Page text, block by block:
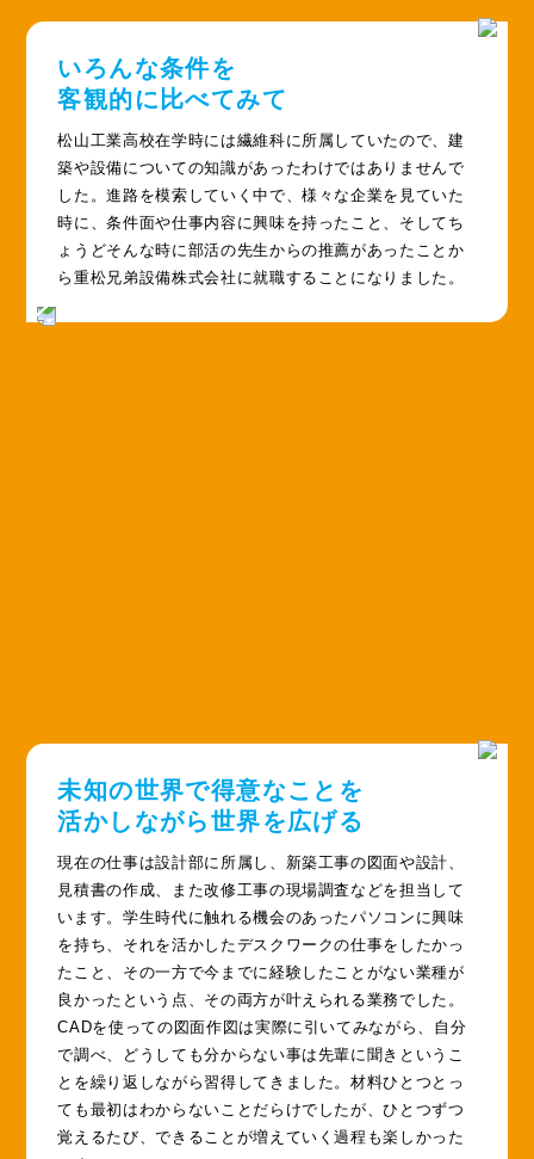
いろんな条件を
客観的に比べてみて
松山工業高校在学時には繊維科に所属していたので、建
築や設備についての知識があったわけではありませんで
した。進路を模索していく中で、様々な企業を見ていた
時に、条件面や仕事内容に興味を持ったこと、そしてち
ょうどそんな時に部活の先生からの推薦があったことか
ら重松兄弟設備株式会社に就職することになりました。
未知の世界で得意なことを
活かしながら世界を広げる
現在の仕事は設計部に所属し、新築工事の図面や設計、
見積書の作成、また改修工事の現場調査などを担当して
います。学生時代に触れる機会のあったパソコンに興味
を持ち、それを活かしたデスクワークの仕事をしたかっ
たこと、その一方で今までに経験したことがない業種が
良かったという点、その両方が叶えられる業務でした。
CADを使っての図面作図は実際に引いてみながら、自分
で調べ、どうしても分からない事は先輩に聞きというこ
とを繰り返しながら習得してきました。材料ひとつとっ
ても最初はわからないことだらけでしたが、ひとつずつ
覚えるたび、できることが増えていく過程も楽しかった